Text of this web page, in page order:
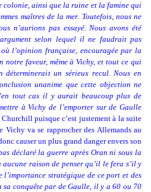
colonie, ainsi que la ruine et la famine qui
maîtres de la mer. Toutefois, nous ne
n’aurions pas essayé. Nous avons été
selon lequel il ne faudrait pas
l’opinion française, encouragée par la
notre faveur, même à Vichy, et tout ce qui
déterminerait un sérieux recul. Nous en
unanime que cette objection ne
tout cas il y aurait beaucoup plus de
à Vichy de l’emporter sur de Gaulle
puisque c’est justement à la suite
Vichy va se rapprocher des Allemands au
causer un plus grand danger envers son
déclaré la guerre après Oran ni sous la
raison de penser qu’il le fera s’il y
stratégique de ce port et des
sa conquête par de Gaulle, il y a 60 ou 70